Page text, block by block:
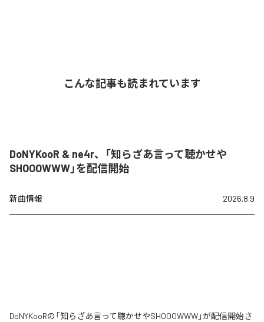
こんな記事も読まれています
DoNYKooR & ne4r、「知らざあ言って聴かせや
SHOOOWWW」を配信開始
新曲情報 2026.8.9
DoNYKooRの「知らざあ言って聴かせやSHOOOWWW」が配信開始さ